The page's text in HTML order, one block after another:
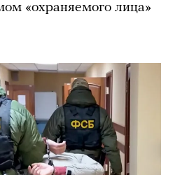
«охраняемого лица»